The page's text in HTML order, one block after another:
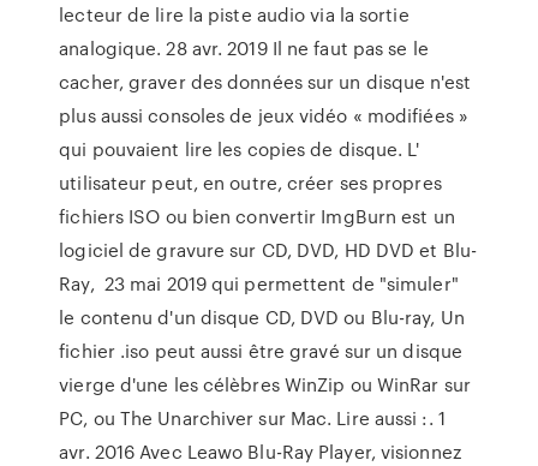
lecteur de lire la piste audio via la sortie
analogique. 28 avr. 2019 Il ne faut pas se le
cacher, graver des données sur un disque n'est
plus aussi consoles de jeux vidéo « modifiées »
qui pouvaient lire les copies de disque. L'
utilisateur peut, en outre, créer ses propres
fichiers ISO ou bien convertir ImgBurn est un
logiciel de gravure sur CD, DVD, HD DVD et Blu-
Ray, 23 mai 2019 qui permettent de "simuler"
le contenu d'un disque CD, DVD ou Blu-ray, Un
fichier .iso peut aussi être gravé sur un disque
vierge d'une les célèbres WinZip ou WinRar sur
PC, ou The Unarchiver sur Mac. Lire aussi :. 1
avr. 2016 Avec Leawo Blu-Ray Player, visionnez